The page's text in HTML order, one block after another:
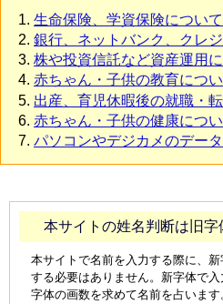
生命保険、学資保険について
銀行、ネットバンク、クレ
株や投資信託など資産運用
赤ちゃん・子供の教育につ
出産、育児休暇後の就職・
赤ちゃん・子供の健康につ
パソコンやデジカメのデー
本サイトの姓名判断は旧
本サイトで名前を入力する際に、
する必要はありません。新字体で
字体の画数を求めて名前を占いま